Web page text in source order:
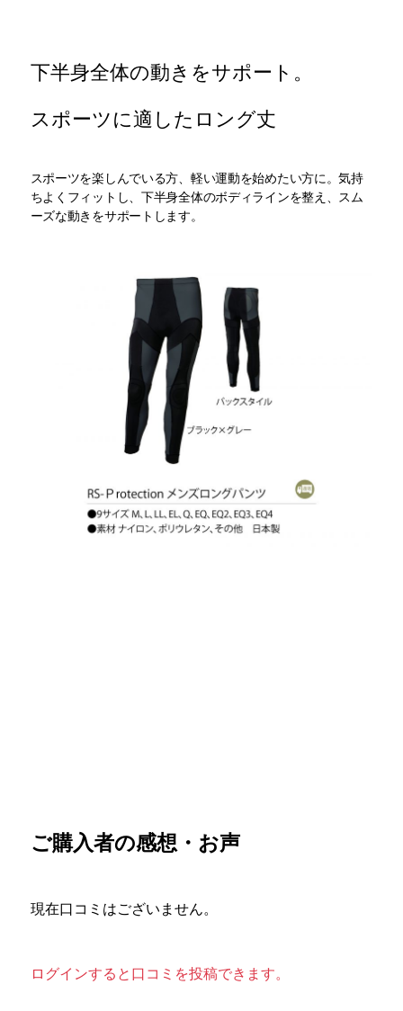
下半身全体の動きをサポート。
スポーツに適したロング丈
スポーツを楽しんでいる方、軽い運動を始めたい方に。気持
ちよくフィットし、下半身全体のボディラインを整え、スム
ーズな動きをサポートします。
ご購入者の感想・お声
現在口コミはございません。
ログインすると口コミを投稿できます。